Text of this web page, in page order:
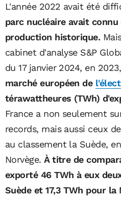
L'année 2022 avait été
parc nucléaire avait connu
production historique.
cabinet d'analyse S&P
du 17 janvier 2024, en
marché européen de
térawattheures (TWh)
France a non seulement
records, mais aussi ceux
au classement la Suède,
Norvège. À titre de
exporté 46 TWh à eux
Suède et 17,3 TWh pour la